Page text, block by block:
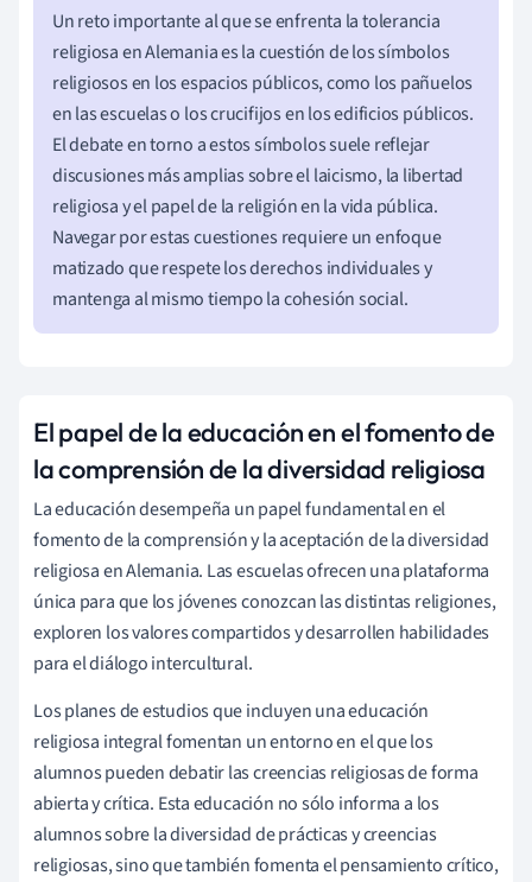
Un reto importante al que se enfrenta la tolerancia
religiosa en Alemania es la cuestión de los símbolos
religiosos en los espacios públicos, como los pañuelos
en las escuelas o los crucifijos en los edificios públicos.
El debate en torno a estos símbolos suele reflejar
discusiones más amplias sobre el laicismo, la libertad
religiosa y el papel de la religión en la vida pública.
Navegar por estas cuestiones requiere un enfoque
matizado que respete los derechos individuales y
mantenga al mismo tiempo la cohesión social.
El papel de la educación en el fomento de
la comprensión de la diversidad religiosa
La educación desempeña un papel fundamental en el
fomento de la comprensión y la aceptación de la diversidad
religiosa en Alemania. Las escuelas ofrecen una plataforma
única para que los jóvenes conozcan las distintas religiones,
exploren los valores compartidos y desarrollen habilidades
para el diálogo intercultural.
Los planes de estudios que incluyen una educación
religiosa integral fomentan un entorno en el que los
alumnos pueden debatir las creencias religiosas de forma
abierta y crítica. Esta educación no sólo informa a los
alumnos sobre la diversidad de prácticas y creencias
religiosas, sino que también fomenta el pensamiento crítico,